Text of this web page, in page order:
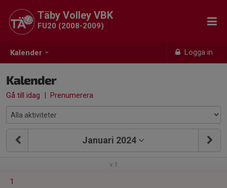
Kalender Logga in
Täby Volley VBK
FU20 (2008-2009)
Kalender
Gå till idag | Prenumerera
Januari 2024
v.1
1